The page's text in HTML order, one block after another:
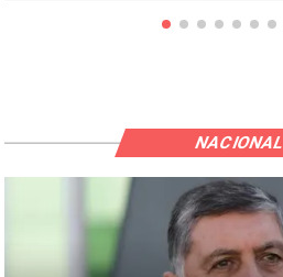
NACIONAL